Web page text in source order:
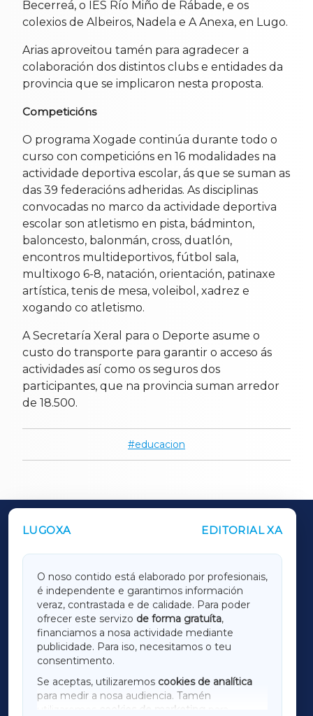
Becerreá, o IES Río Miño de Rábade, e os
colexios de Albeiros, Nadela e A Anexa, en Lugo.
Arias aproveitou tamén para agradecer a
colaboración dos distintos clubs e entidades da
provincia que se implicaron nesta proposta.
Competicións
O programa Xogade continúa durante todo o
curso con competicións en 16 modalidades na
actividade deportiva escolar, ás que se suman as
das 39 federacións adheridas. As disciplinas
convocadas no marco da actividade deportiva
escolar son atletismo en pista, bádminton,
baloncesto, balonmán, cross, duatlón,
encontros multideportivos, fútbol sala,
multixogo 6-8, natación, orientación, patinaxe
artística, tenis de mesa, voleibol, xadrez e
xogando co atletismo.
A Secretaría Xeral para o Deporte asume o
custo do transporte para garantir o acceso ás
actividades así como os seguros dos
participantes, que na provincia suman arredor
de 18.500.
educacion
LUGOXA EDITORIAL XA
O noso contido está elaborado por profesionais,
é independente e garantimos información
veraz, contrastada e de calidade. Para poder
ofrecer este servizo de forma gratuíta,
financiamos a nosa actividade mediante
publicidade. Para iso, necesitamos o teu
consentimento.
Se aceptas, utilizaremos cookies de analítica
para medir a nosa audiencia. Tamén
utilizaremos
cookies de marketing
OUTROS PERIÓDICOS
LUGOXA
TERRACHAXA
AMARIÑAXA